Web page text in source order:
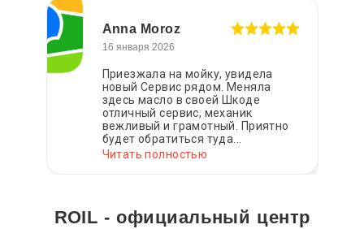
Anna Moroz
16 января 2026
Приезжала на мойку, увидела
новый Сервис рядом. Меняла
здесь масло в своей Шкоде
отличный сервис, механик
вежливый и грамотный. Приятно
будет обратиться туда...
Читать полностью
ROIL - официальный центр